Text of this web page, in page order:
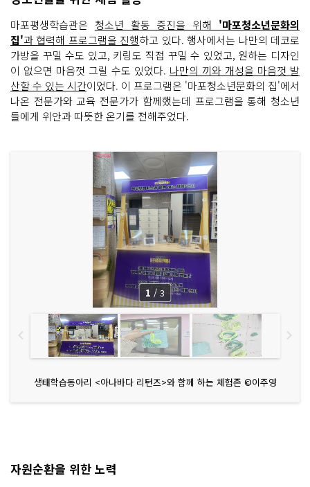
마포평생학습관은 청소년 활동 증진을 위해 '마포청소년문화의
집'과 협력해 프로그램을 진행하고 있다. 행사에서는 나만의 데코로
가방을 꾸밀 수도 있고, 키링도 직접 꾸밀 수 있었고, 원하는 디자인
이 없으면 마음껏 그릴 수도 있었다. 나만의 끼와 개성을 마음껏 발
산할 수 있는 시간이었다. 이 프로그램은 '마포청소년문화의 집'에서
나온 전문가와 교육 전문가가 함께했는데 프로그램을 통해 청소년
들에게 위안과 따뜻한 온기를 전해주었다.
생태학습동아리 <아나바다 리턴즈>와 함께 하는 체험존 ©이주영
1 / 3
자원순환을 위한 노력